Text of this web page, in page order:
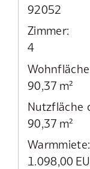
92052
Zimmer:
4
90,37 m²
Nutzfläche
90,37 m²
Warmmiete:
1.098,00